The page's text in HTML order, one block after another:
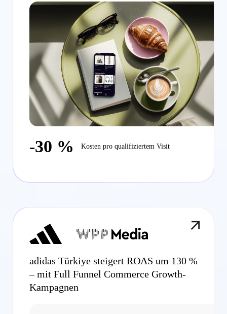
-30 % Kosten pro qualifiziertem Visit
adidas Türkiye steigert ROAS um 130 %
– mit Full Funnel Commerce Growth-
Kampagnen